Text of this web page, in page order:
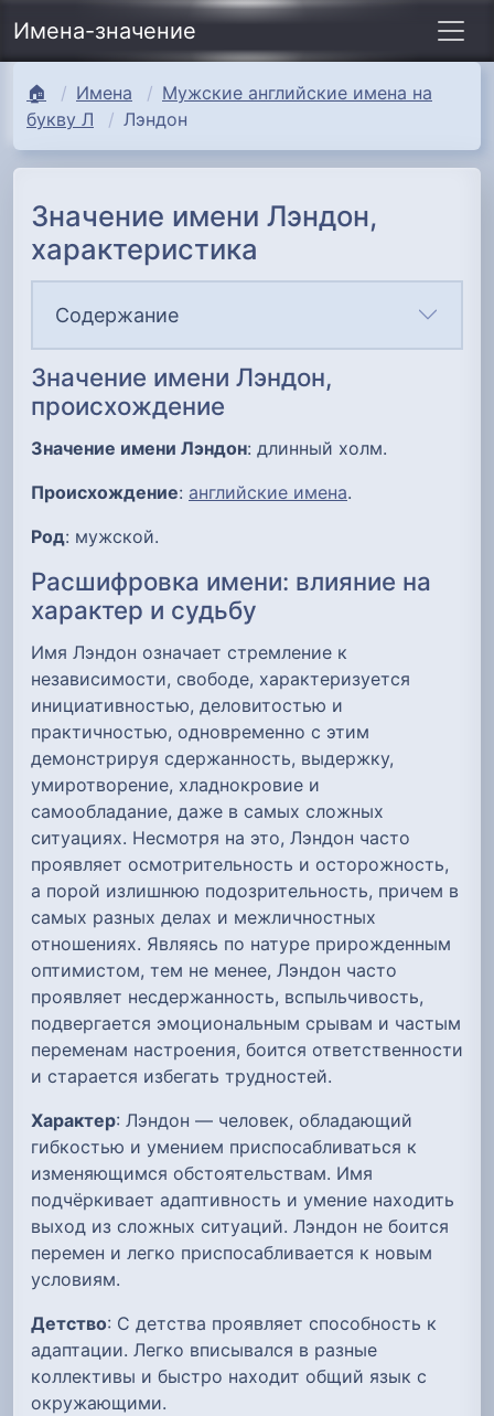
Имена-значение
🏠 Имена
Мужские английские имена на
букву Л
Лэндон
Значение имени Лэндон,
характеристика
Содержание
Значение имени Лэндон,
происхождение
Значение имени Лэндон: длинный холм.
Происхождение: английские имена.
Род: мужской.
Расшифровка имени: влияние на
характер и судьбу
Имя Лэндон означает стремление к
независимости, свободе, характеризуется
инициативностью, деловитостью и
практичностью, одновременно с этим
демонстрируя сдержанность, выдержку,
умиротворение, хладнокровие и
самообладание, даже в самых сложных
ситуациях. Несмотря на это, Лэндон часто
проявляет осмотрительность и осторожность,
а порой излишнюю подозрительность, причем в
самых разных делах и межличностных
отношениях. Являясь по натуре прирожденным
оптимистом, тем не менее, Лэндон часто
проявляет несдержанность, вспыльчивость,
подвергается эмоциональным срывам и частым
переменам настроения, боится ответственности
и старается избегать трудностей.
Характер: Лэндон — человек, обладающий
гибкостью и умением приспосабливаться к
изменяющимся обстоятельствам. Имя
подчёркивает адаптивность и умение находить
выход из сложных ситуаций. Лэндон не боится
перемен и легко приспосабливается к новым
условиям.
Детство: С детства проявляет способность к
адаптации. Легко вписывался в разные
коллективы и быстро находит общий язык с
окружающими.